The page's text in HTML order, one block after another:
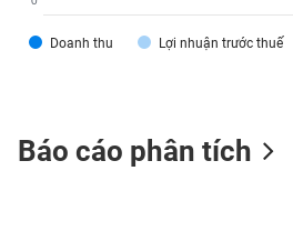
Doanh thu Lợi nhuận trước thuế
Báo cáo phân tích
CÔNG